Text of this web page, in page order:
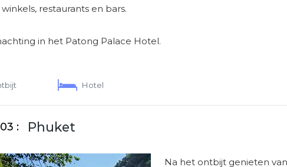
restaurants en bars.
in het Patong Palace Hotel.
Hotel
: Phuket
Na het ontbijt genieten